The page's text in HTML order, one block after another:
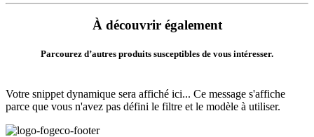
À découvrir également
Parcourez d’autres produits susceptibles de vous intéresser.
Votre snippet dynamique sera affiché ici... Ce message s'affiche
parce que vous n'avez pas défini le filtre et le modèle à utiliser.